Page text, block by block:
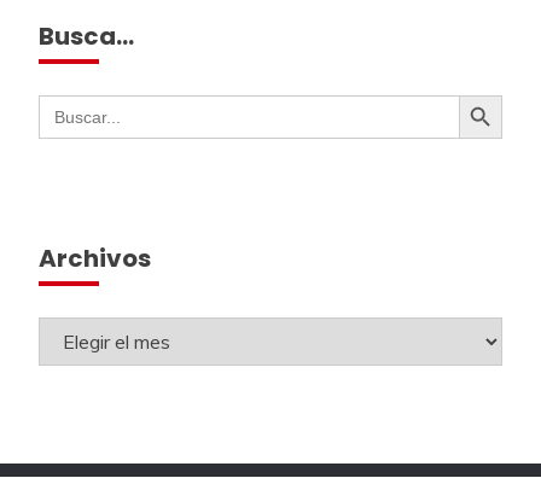
Busca…
Buscar: Botón de búsqueda
Archivos